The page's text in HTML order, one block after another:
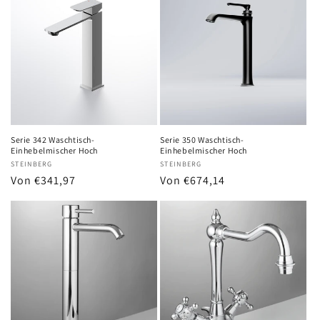
Serie 342 Waschtisch-
Einhebelmischer Hoch
Anbieter:
STEINBERG
Normaler
Von €341,97
Serie 350 Waschtisch-
Einhebelmischer Hoch
Anbieter:
STEINBERG
Normaler
Von €674,14